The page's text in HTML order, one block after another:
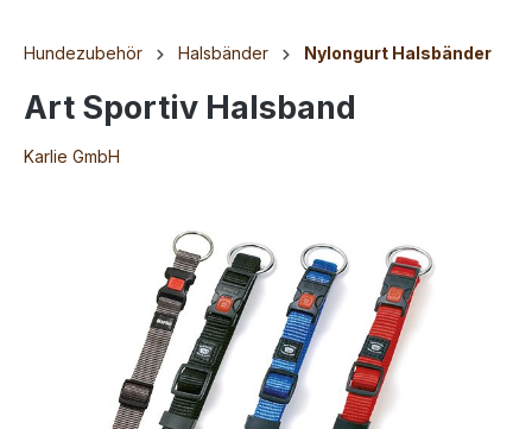
Hundezubehör Halsbänder Nylongurt Halsbänder
Art Sportiv Halsband
Karlie GmbH